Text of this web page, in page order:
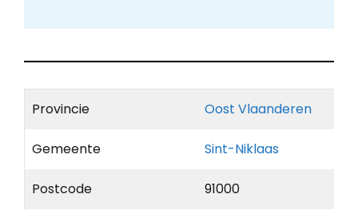
Provincie Oost Vlaanderen
Gemeente Sint-Niklaas
Postcode 91000